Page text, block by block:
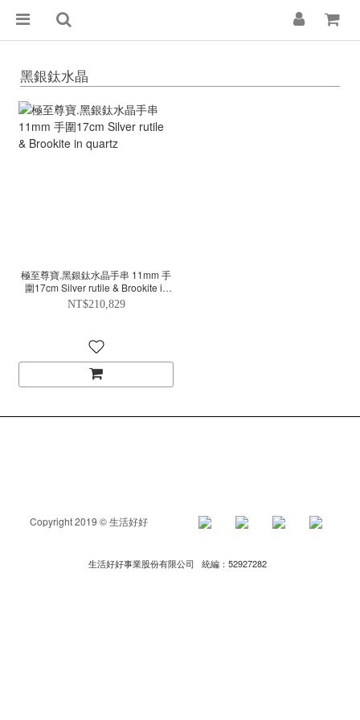
黑銀鈦水晶
極至尊寶.黑銀鈦水晶手串 11mm 手
圍17cm Silver rutile & Brookite in
quartz
NT$210,829
Copyright 2019 © 生活好好
生活好好事業股份有限公司 統編：52927282